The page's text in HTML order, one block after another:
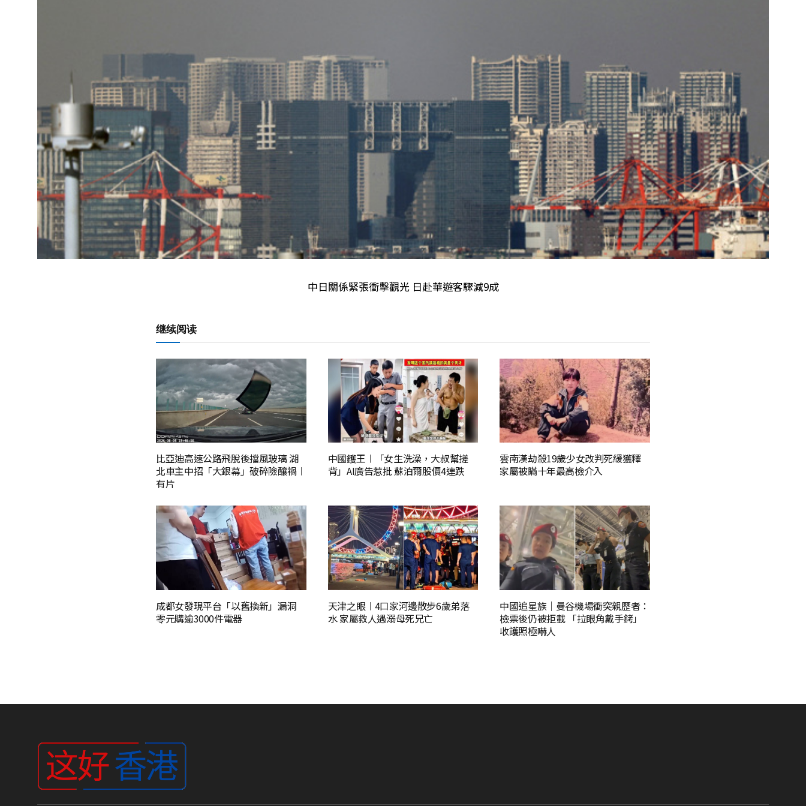
中日關係緊張衝擊觀光 日赴華遊客驟減9成
继续阅读
比亞迪高速公路飛脫後擋風玻璃 湖
北車主中招「大銀幕」破碎險釀禍︱
有片
中國鑊王︱「女生洗澡，大叔幫搓
背」AI廣告惹批 蘇泊爾股價4連跌
雲南漢劫殺19歲少女改判死緩獲釋
家屬被瞞十年最高檢介入
成都女發現平台「以舊換新」漏洞
零元購逾3000件電器
天津之眼︱4口家河邊散步6歲弟落
水 家屬救人遇溺母死兄亡
中國追星族｜曼谷機場衝突親歷者：
檢票後仍被拒載 「拉眼角戴手銬」
收護照極嚇人